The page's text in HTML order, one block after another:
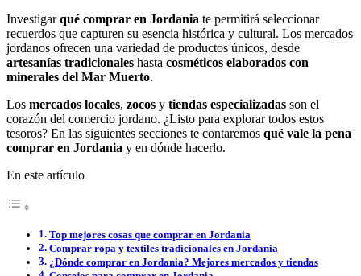
Investigarqué comprar en Jordania te permitirá seleccionar
recuerdos que capturen su esencia histórica y cultural. Los mercados
jordanos ofrecen una variedad de productos únicos, desde
artesanías tradicionales hasta cosméticos elaborados con
minerales del Mar Muerto.
Los mercados locales, zocos y tiendas especializadas son el
corazón del comercio jordano. ¿Listo para explorar todos estos
tesoros? En las siguientes secciones te contaremos qué vale la pena
comprar en Jordania y en dónde hacerlo.
En este artículo
Top mejores cosas que comprar en Jordania
Comprar ropa y textiles tradicionales en Jordania
¿Dónde comprar en Jordania? Mejores mercados y tiendas